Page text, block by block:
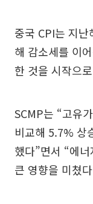
중국 CPI는 지
해 감소세를 이
한 것을 시작으
SCMP는 “고유
비교해 5.7% 상
했다”면서 “에
큰 영향을 미쳤